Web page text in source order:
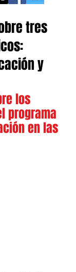
tres
y
los
programa
en las